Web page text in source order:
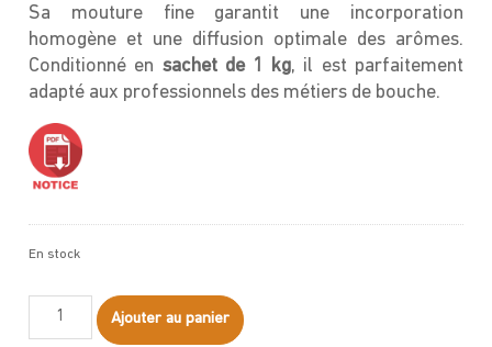
Sa mouture fine garantit une incorporation
homogène et une diffusion optimale des arômes.
Conditionné en sachet de 1 kg, il est parfaitement
adapté aux professionnels des métiers de bouche.
En stock
quantité
Ajouter au panier